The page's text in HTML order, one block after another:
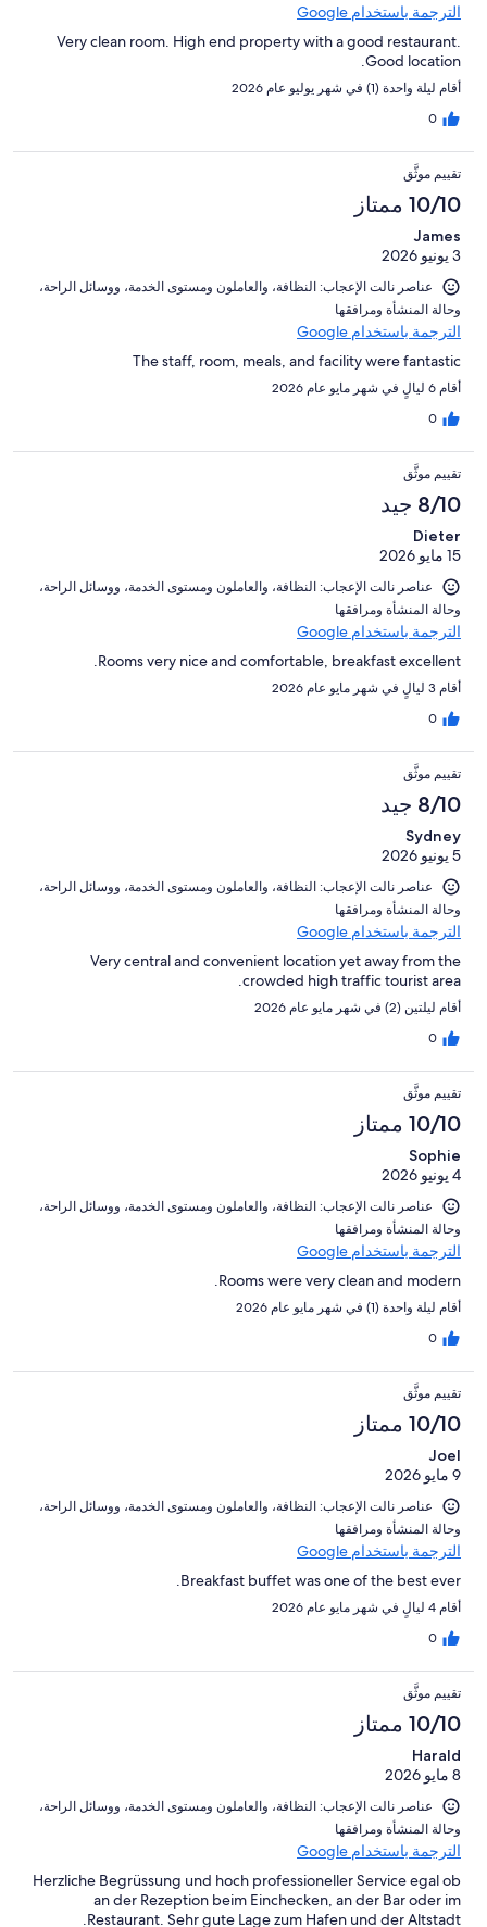
الترجمة باستخدام Google
Very clean room. High end property with a good restaurant.
Good location.
أقام ليلة واحدة (1) في شهر يوليو عام 2026
0
تقييم موثَّق
10/10 ممتاز
James
3 يونيو 2026
عناصر نالت الإعجاب: ⁦النظافة⁩، و⁦العاملون ومستوى الخدمة⁩، و⁦وسائل الراحة⁩،
و⁦حالة المنشأة ومرافقها⁩
الترجمة باستخدام Google
The staff, room, meals, and facility were fantastic
أقام 6 ليالٍ في شهر مايو عام 2026
0
تقييم موثَّق
8/10 جيد
Dieter
15 مايو 2026
عناصر نالت الإعجاب: ⁦النظافة⁩، و⁦العاملون ومستوى الخدمة⁩، و⁦وسائل الراحة⁩،
و⁦حالة المنشأة ومرافقها⁩
الترجمة باستخدام Google
Rooms very nice and comfortable, breakfast excellent.
أقام 3 ليالٍ في شهر مايو عام 2026
0
تقييم موثَّق
8/10 جيد
Sydney
5 يونيو 2026
عناصر نالت الإعجاب: ⁦النظافة⁩، و⁦العاملون ومستوى الخدمة⁩، و⁦وسائل الراحة⁩،
و⁦حالة المنشأة ومرافقها⁩
الترجمة باستخدام Google
Very central and convenient location yet away from the
crowded high traffic tourist area.
أقام ليلتين (2) في شهر مايو عام 2026
0
تقييم موثَّق
10/10 ممتاز
Sophie
4 يونيو 2026
عناصر نالت الإعجاب: ⁦النظافة⁩، و⁦العاملون ومستوى الخدمة⁩، و⁦وسائل الراحة⁩،
و⁦حالة المنشأة ومرافقها⁩
الترجمة باستخدام Google
Rooms were very clean and modern.
أقام ليلة واحدة (1) في شهر مايو عام 2026
0
تقييم موثَّق
10/10 ممتاز
Joel
9 مايو 2026
عناصر نالت الإعجاب: ⁦النظافة⁩، و⁦العاملون ومستوى الخدمة⁩، و⁦وسائل الراحة⁩،
و⁦حالة المنشأة ومرافقها⁩
الترجمة باستخدام Google
Breakfast buffet was one of the best ever.
أقام 4 ليالٍ في شهر مايو عام 2026
0
تقييم موثَّق
10/10 ممتاز
Harald
8 مايو 2026
عناصر نالت الإعجاب: ⁦النظافة⁩، و⁦العاملون ومستوى الخدمة⁩، و⁦وسائل الراحة⁩،
و⁦حالة المنشأة ومرافقها⁩
الترجمة باستخدام Google
Herzliche Begrüssung und hoch professioneller Service egal ob
an der Rezeption beim Einchecken, an der Bar oder im
Restaurant. Sehr gute Lage zum Hafen und der Altstadt.